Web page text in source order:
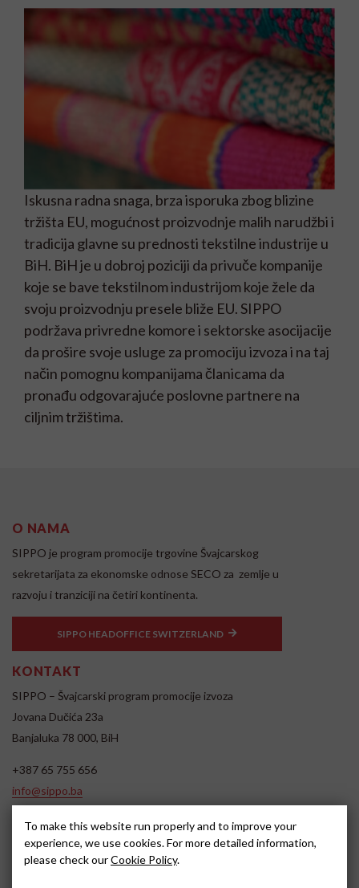
Iskusna radna snaga, brza isporuka zbog blizine
tržišta EU, mogućnost proizvodnje malih narudžbi i
tradicija glavne su prednosti tekstilne industrije u
BiH. BiH je u dobroj poziciji da privuče kompanije
koje se bave tekstilnom industrijom koje žele da
svoju proizvodnju presele bliže EU. SIPPO
podržava privredne komore i sektorske asocijacije
da prošire svoje usluge za promociju izvoza i na taj
način pomognu kompanijama članicama da
pronađu odgovarajuće poslovne partnere na
ciljnim tržištima.
O NAMA
SIPPO je program promocije trgovine Švajcarskog
sekretarijata za ekonomske odnose SECO za zemlje u
razvoju i tranziciji na četiri kontinenta.
SIPPO HEADOFFICE SWITZERLAND
KONTAKT
SIPPO – Švajcarski program promocije izvoza
Jovana Dučića 23a
Banjaluka 78 000, BiH
+387 65 755 656
info@sippo.ba
SOCIAL MEDIA
To make this website run properly and to improve your
experience, we use cookies. For more detailed information,
please check ourCookie Policy.